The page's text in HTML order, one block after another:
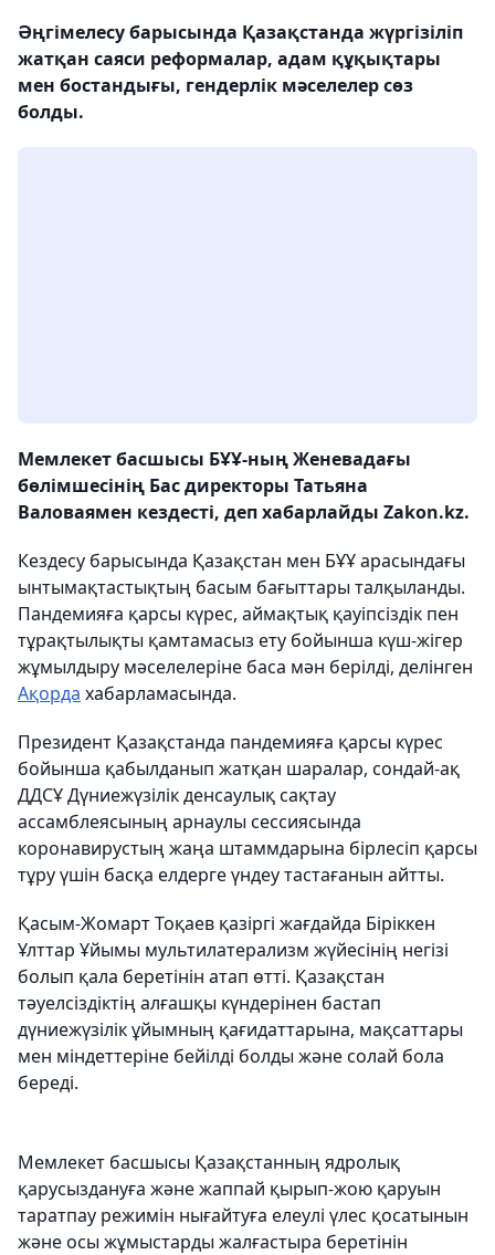
Әңгімелесу барысында Қазақстанда жүргізіліп
жатқан саяси реформалар, адам құқықтары
мен бостандығы, гендерлік мәселелер сөз
болды.
Мемлекет басшысы БҰҰ-ның Женевадағы
бөлімшесінің Бас директоры Татьяна
Валоваямен кездесті, деп хабарлайды Zakon.kz.
Кездесу барысында Қазақстан мен БҰҰ арасындағы
ынтымақтастықтың басым бағыттары талқыланды.
Пандемияға қарсы күрес, аймақтық қауіпсіздік пен
тұрақтылықты қамтамасыз ету бойынша күш-жігер
жұмылдыру мәселелеріне баса мән берілді, делінген
Ақорда хабарламасында.
Президент Қазақстанда пандемияға қарсы күрес
бойынша қабылданып жатқан шаралар, сондай-ақ
ДДСҰ Дүниежүзілік денсаулық сақтау
ассамблеясының арнаулы сессиясында
коронавирустың жаңа штаммдарына бірлесіп қарсы
тұру үшін басқа елдерге үндеу тастағанын айтты.
Қасым-Жомарт Тоқаев қазіргі жағдайда Біріккен
Ұлттар Ұйымы мультилатерализм жүйесінің негізі
болып қала беретінін атап өтті. Қазақстан
тәуелсіздіктің алғашқы күндерінен бастап
дүниежүзілік ұйымның қағидаттарына, мақсаттары
мен міндеттеріне бейілді болды және солай бола
береді.
Мемлекет басшысы Қазақстанның ядролық
қарусыздануға және жаппай қырып-жою қаруын
таратпау режимін нығайтуға елеулі үлес қосатынын
және осы жұмыстарды жалғастыра беретінін